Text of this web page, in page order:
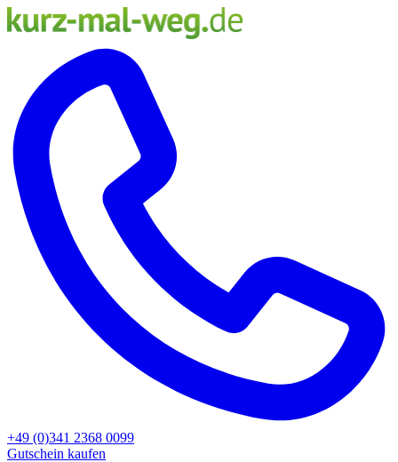
+49 (0)341 2368 0099
Gutschein kaufen